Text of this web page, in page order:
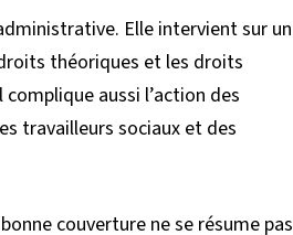
Elle intervient sur un
théoriques et les droits
aussi l’action des
travailleurs sociaux et des
couverture ne se résume pas